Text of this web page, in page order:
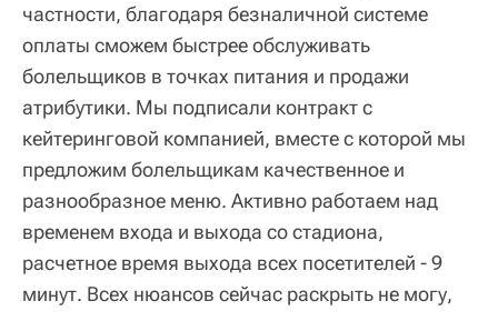
частности, благодаря безналичной системе
оплаты сможем быстрее обслуживать
болельщиков в точках питания и продажи
атрибутики. Мы подписали контракт с
кейтеринговой компанией, вместе с которой мы
предложим болельщикам качественное и
разнообразное меню. Активно работаем над
временем входа и выхода со стадиона,
расчетное время выхода всех посетителей - 9
минут. Всех нюансов сейчас раскрыть не могу,